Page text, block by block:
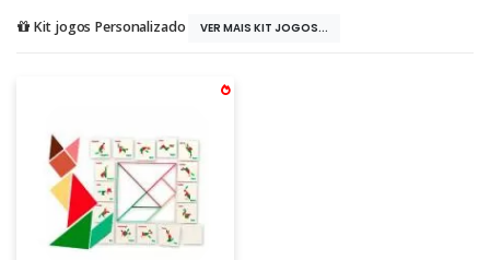
Kit jogos Personalizado VER MAIS KIT JOGOS...